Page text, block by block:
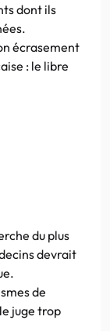
dont ils
écrasement
: le libre
du plus
devrait
de
juge trop